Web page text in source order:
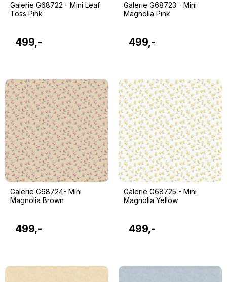
Galerie G68722 - Mini Leaf
Toss Pink
499,-
Galerie G68723 - Mini
Magnolia Pink
499,-
Galerie G68724- Mini
Magnolia Brown
499,-
Galerie G68725 - Mini
Magnolia Yellow
499,-